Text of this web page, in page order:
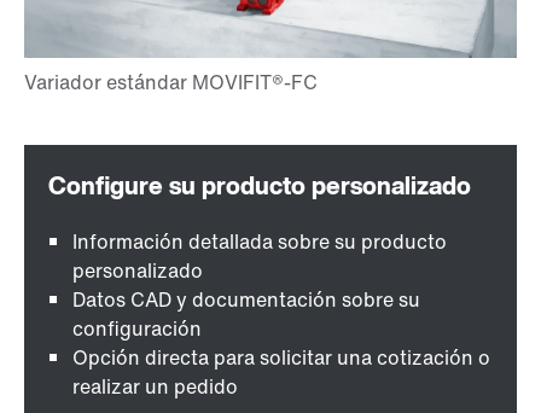
Información detallada sobre su producto
personalizado
Datos CAD y documentación sobre su
configuración
Opción directa para solicitar una cotización o
realizar un pedido